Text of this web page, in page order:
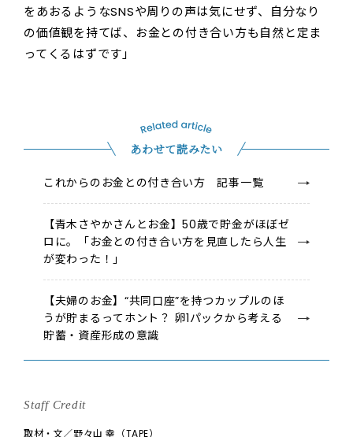
をあおるようなSNSや周りの声は気にせず、自分なり
の価値観を持てば、お金との付き合い方も自然と定ま
ってくるはずです」
あわせて読みたい
これからのお金との付き合い方 記事一覧
【青木さやかさんとお金】50歳で貯金がほぼゼ
ロに。「お金との付き合い方を見直したら人生
が変わった！」
【夫婦のお金】“共同口座”を持つカップルのほ
うが貯まるってホント？ 卵1パックから考える
貯蓄・資産形成の意識
Staff Credit
取材・文／野々山 幸（TAPE）